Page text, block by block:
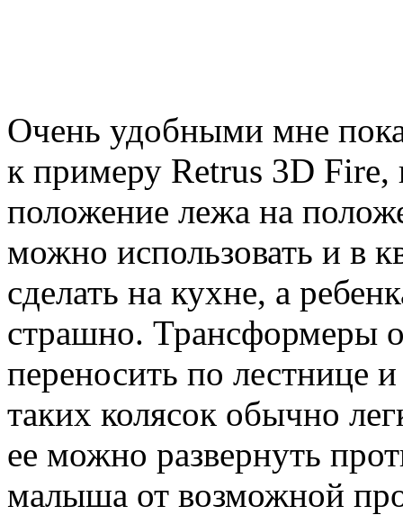
Очень удобными мне
к примеру Retrus 3D Fire,
положение лежа на
можно использовать и в
сделать на кухне, а
страшно. Трансформеры
переносить по лестнице
таких колясок обычно
ее можно развернуть
малыша от возможной